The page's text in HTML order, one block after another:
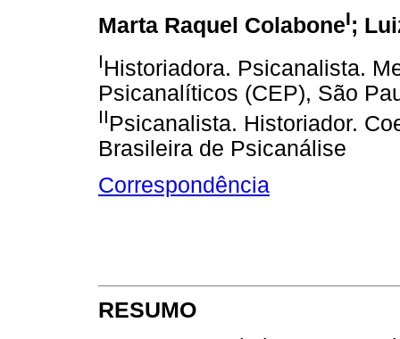
Marta Raquel ColaboneI;
IHistoriadora. Psicanalista.
Psicanalíticos (CEP), São
IIPsicanalista. Historiador.
Brasileira de Psicanálise
Correspondência
RESUMO